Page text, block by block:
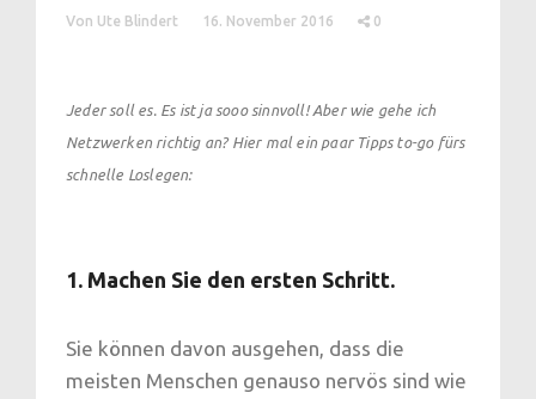
Von Ute Blindert 16. November 2016 0
Jeder soll es. Es ist ja sooo sinnvoll! Aber wie gehe ich
Netzwerken richtig an? Hier mal ein paar Tipps to-go fürs
schnelle Loslegen:
1. Machen Sie den ersten Schritt.
Sie können davon ausgehen, dass die
meisten Menschen genauso nervös sind wie